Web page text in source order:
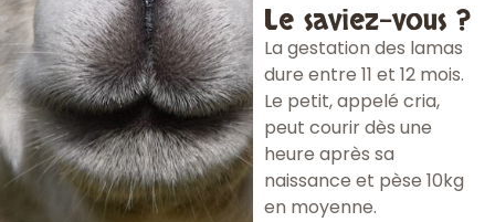
Le saviez-vous ?
La gestation des lamas
dure entre 11 et 12 mois.
Le petit, appelé cria,
peut courir dès une
heure après sa
naissance et pèse 10kg
en moyenne.